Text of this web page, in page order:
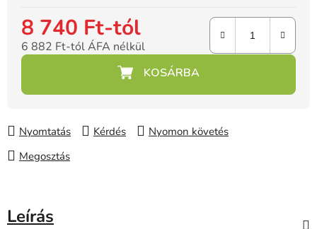
8 740 Ft-tól
6 882 Ft-tól ÁFA nélkül
Nyomtatás Kérdés
Nyomon követés
Megosztás
Leírás